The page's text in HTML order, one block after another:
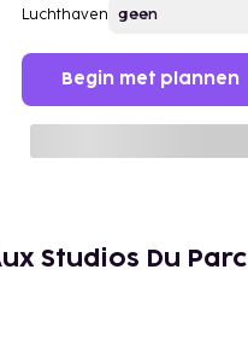
Luchthaven
Begin met plannen
Studios Du Parc